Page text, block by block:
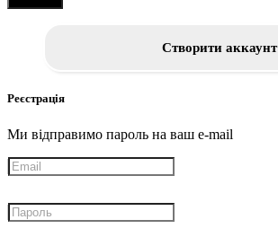
Створити аккаунт
Реєстрація
Ми відправимо пароль на ваш e-mail